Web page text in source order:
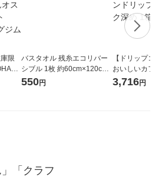
限
ん
TH
バスタオル 残糸エコリバー
シブル 1枚 約60cm×120cm
林
550円
【ドリップコ
おいしいカフ
ーヒー ワンド
ー コク深め 1
3,716円
「クラフ